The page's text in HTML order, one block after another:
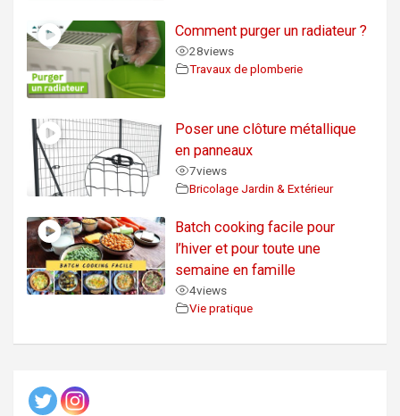
Comment purger un radiateur ?
28views
Travaux de plomberie
Poser une clôture métallique
en panneaux
7views
Bricolage Jardin & Extérieur
Batch cooking facile pour
l’hiver et pour toute une
semaine en famille
4views
Vie pratique